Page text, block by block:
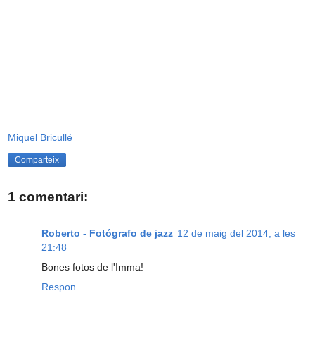
Miquel Bricullé
Comparteix
1 comentari:
Roberto - Fotógrafo de jazz 12 de maig del 2014, a les
21:48
Bones fotos de l'Imma!
Respon